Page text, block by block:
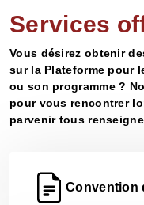
Services
Vous désirez obtenir
sur la Plateforme pour
ou son programme ?
pour vous rencontrer
parvenir tous
Convention